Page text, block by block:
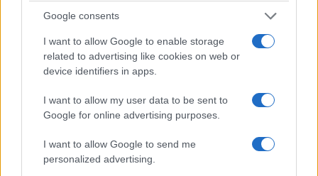
Google consents
I want to allow Google to enable storage
related to advertising like cookies on web or
device identifiers in apps.
I want to allow my user data to be sent to
Google for online advertising purposes.
I want to allow Google to send me
personalized advertising.
τη Δημοκρατία, υπηρέτησαν την κοινωνία των
πολιτών και όχι των πελατών.
Ο Κωστής Στεφανόπουλος, ο Αναστάσιος
Πεπονής, ο Ιωάννης Αλευράς ή ο Γιάννης
Χαραλαμπόπουλος θα είχαν υποστεί την
δοκιμασία να τεθούν υπό την κρίση του